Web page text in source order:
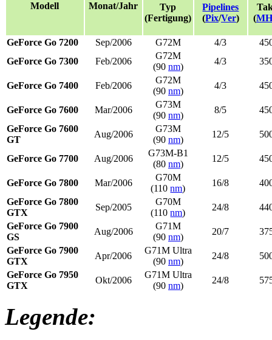
Modell Monat/Jahr
Typ
(Fertigung)
Pipelines
(Pix/Ver)
(
GeForce Go 7200 Sep/2006 G72M 4/3
GeForce Go 7300
Feb/2006
G72M
(90 nm)
4/3
GeForce Go 7400 Feb/2006
G72M
(90 nm)
4/3
GeForce Go 7600 Mar/2006
G73M
(90 nm)
8/5
GeForce Go 7600
GT
Aug/2006
G73M
(90 nm)
12/5
GeForce Go 7700 Aug/2006
G73M-B1
(80 nm)
12/5
GeForce Go 7800 Mar/2006
G70M
(110nm)
16/8
GeForce Go 7800
GTX
Sep/2005
G70M
(110nm)
24/8
GeForce Go 7900
GS
Aug/2006
G71M
(90 nm)
20/7
GeForce Go 7900
GTX
Apr/2006
G71M Ultra
(90 nm)
24/8
GeForce Go 7950
GTX
Okt/2006
G71M Ultra
(90 nm)
24/8
Legende: